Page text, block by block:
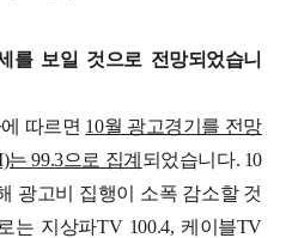
를 보일 것으로 전망되었습니
따르면 10월 광고경기를 전망
99.3으로 집계 되었습니다. 10
광고비 집행이 소폭 감소할 것
는 지상파TV 100.4, 케이블TV